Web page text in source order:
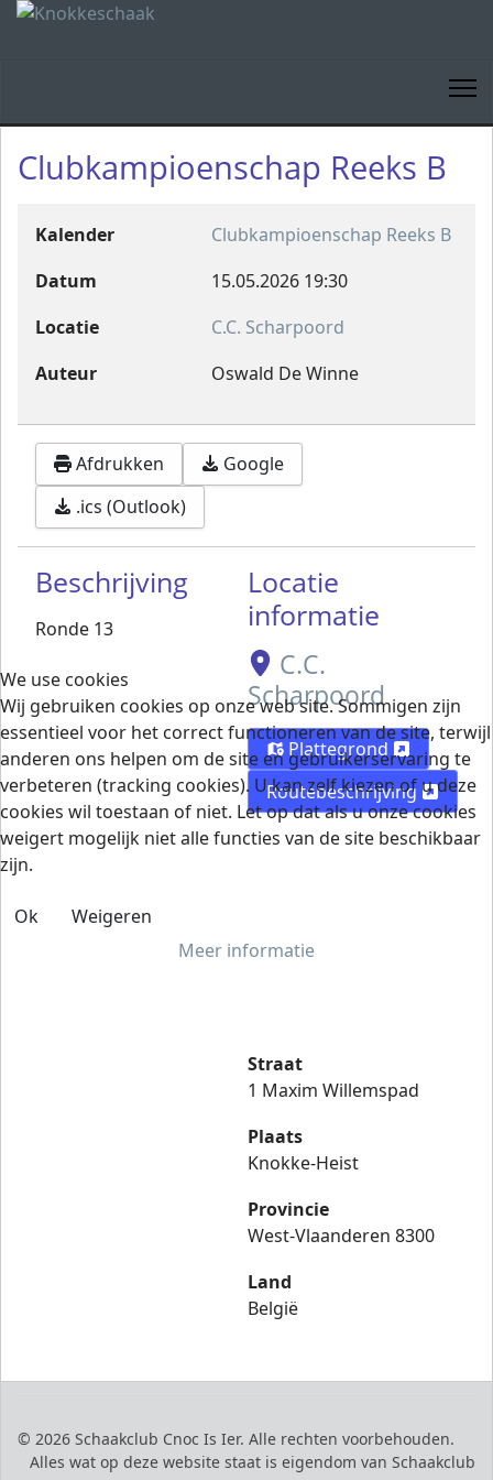
Clubkampioenschap Reeks B
Kalender
Clubkampioenschap Reeks B
Datum
15.05.2026 19:30
Locatie
C.C. Scharpoord
Auteur
Oswald De Winne
Afdrukken
Google
.ics (Outlook)
Beschrijving
Ronde 13
Locatie
informatie
C.C.
Scharpoord
Plattegrond
Routebeschrijving
Straat
1 Maxim Willemspad
Plaats
Knokke-Heist
Provincie
West-Vlaanderen 8300
Land
België
© 2026 Schaakclub Cnoc Is Ier. Alle rechten voorbehouden.
Alles wat op deze website staat is eigendom van Schaakclub
We use cookies
Wij gebruiken cookies op onze web site. Sommigen zijn
essentieel voor het correct functioneren van de site, terwijl
anderen ons helpen om de site en gebruikerservaring te
verbeteren (tracking cookies). U kan zelf kiezen of u deze
cookies wil toestaan of niet. Let op dat als u onze cookies
weigert mogelijk niet alle functies van de site beschikbaar
zijn.
Ok
Weigeren
Meer informatie